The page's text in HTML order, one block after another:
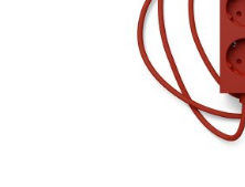
Bänke & Liegen